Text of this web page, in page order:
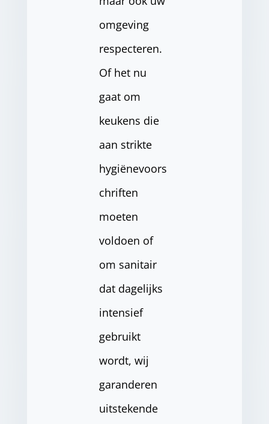
omgeving
respecteren.
Of het nu
gaat om
keukens die
aan strikte
hygiënevoors
chriften
moeten
voldoen of
om sanitair
dat dagelijks
intensief
gebruikt
wordt, wij
garanderen
uitstekende